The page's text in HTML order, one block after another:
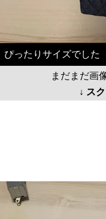
ぴったりサイズでした
まだまだ画
↓ ス